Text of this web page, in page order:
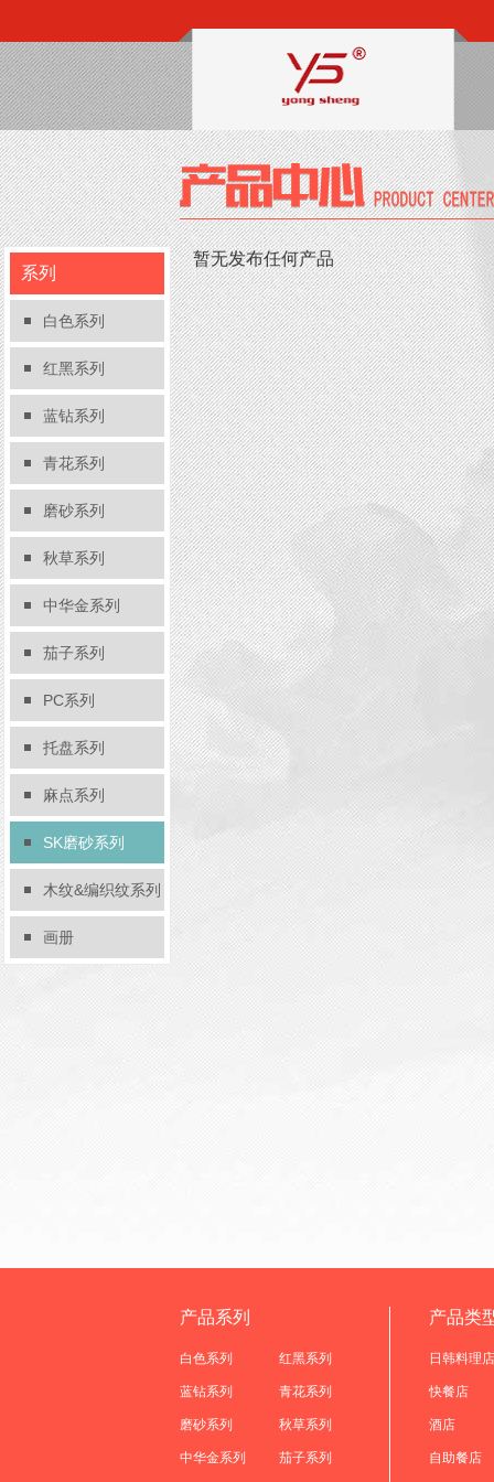
系列
白色系列
红黑系列
蓝钻系列
青花系列
磨砂系列
秋草系列
中华金系列
茄子系列
PC系列
托盘系列
麻点系列
SK磨砂系列
木纹&编织纹系列
画册
暂无发布任何产品
产品系列
白色系列 红黑系列
蓝钻系列 青花系列
磨砂系列 秋草系列
中华金系列 茄子系列
产品类
日韩料理店
快餐店
酒店
自助餐店